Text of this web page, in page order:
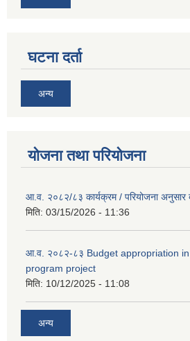
घटना दर्ता
अन्य
योजना तथा परियोजना
आ.व. २०८२/८३ कार्यक्रम / परियोजना अनुसार
मिति: 03/15/2026 - 11:36
आ.व. २०८२-८३ Budget appropriation
program project
मिति: 10/12/2025 - 11:08
अन्य